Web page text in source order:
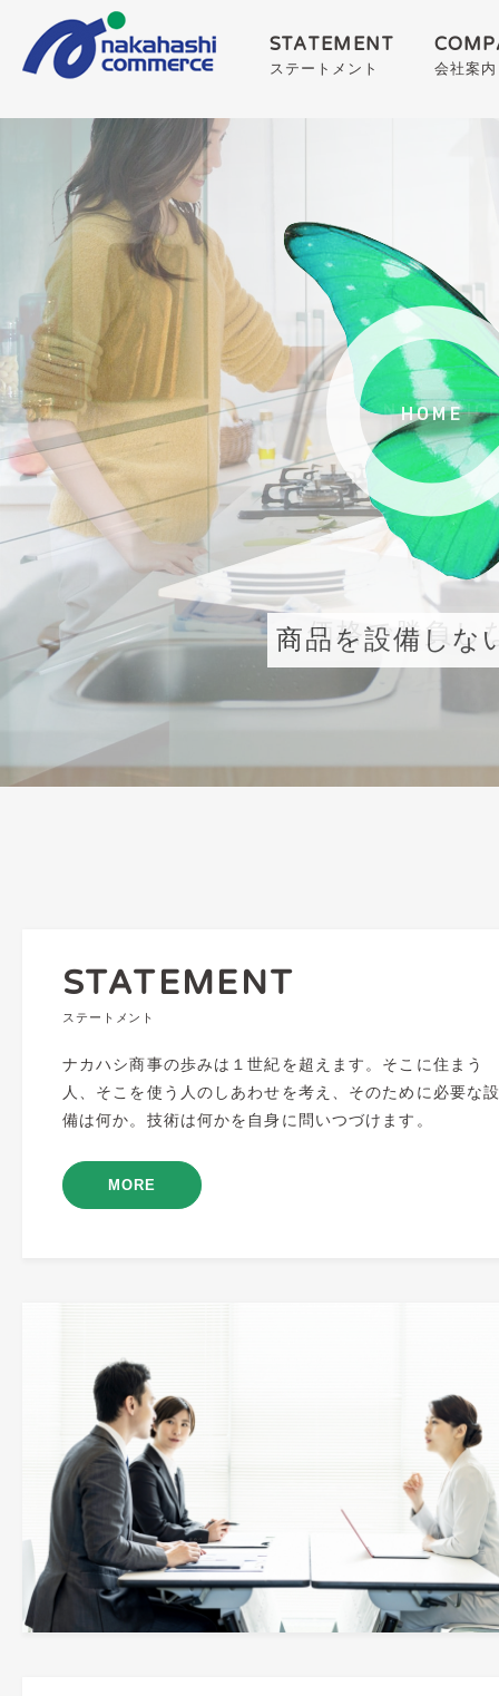
STATEMENT
ステートメント 会社案内
商品を設備しな
価格で勝負し
STATEMENT
ステートメント
ナカハシ商事の歩みは１世紀を超えます。そこに住まう
人、そこを使う人のしあわせを考え、そのために必要な
備は何か。技術は何かを自身に問いつづけます。
MORE